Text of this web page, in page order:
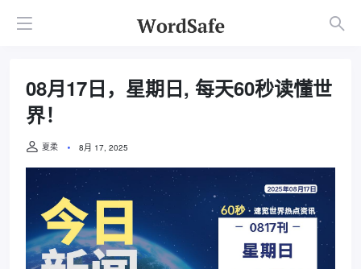
08月17日，星期日, 每天60秒读懂世
界！
夏柔 8月 17, 2025